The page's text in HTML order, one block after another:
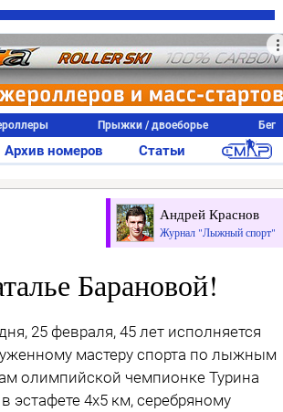
Прыжки / двоеборье Бег
Архив номеров Статьи
Андрей Краснов
Журнал "Лыжный спорт"
Барановой!
25 февраля, 45 лет исполняется
мастеру спорта по лыжным
олимпийской чемпионке Турина
эстафете 4х5 км, серебряному